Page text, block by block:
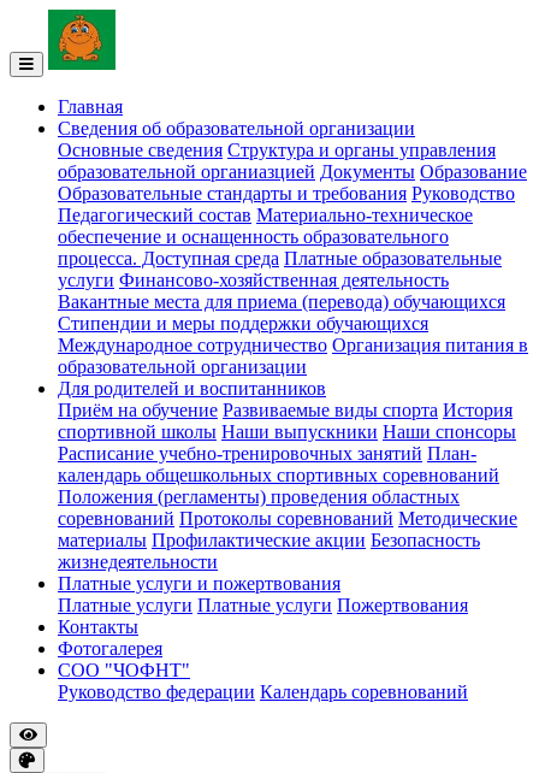
Главная
Сведения об образовательной организации
Основные сведения Структура и органы управления
образовательной органиазцией Документы Образование
Образовательные стандарты и требования Руководство
Педагогический состав Материально-техническое
обеспечение и оснащенность образовательного
процесса. Доступная среда Платные образовательные
услуги Финансово-хозяйственная деятельность
Вакантные места для приема (перевода) обучающихся
Стипендии и меры поддержки обучающихся
Международное сотрудничество Организация питания в
образовательной организации
Для родителей и воспитанников
Приём на обучение Развиваемые виды спорта История
спортивной школы Наши выпускники Наши спонсоры
Расписание учебно-тренировочных занятий План-
календарь общешкольных спортивных соревнований
Положения (регламенты) проведения областных
соревнований Протоколы соревнований Методические
материалы Профилактические акции Безопасность
жизнедеятельности
Платные услуги и пожертвования
Платные услуги Платные услуги Пожертвования
Контакты
Фотогалерея
СОО "ЧОФНТ"
Руководство федерации Календарь соревнований